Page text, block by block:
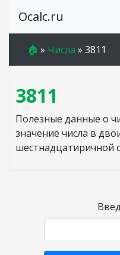
Ocalc.ru
🏠 » Числа » 3811
3811
Полезные данные о
значение числа в
шестнадцатиричной